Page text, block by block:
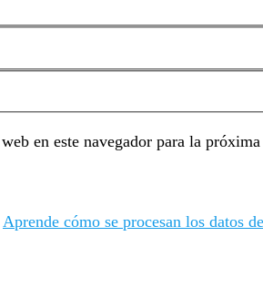
en este navegador para la
Aprende cómo se procesan los datos